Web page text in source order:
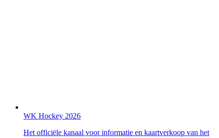
WK Hockey 2026
Het officiële kanaal voor informatie en kaartverkoop van het